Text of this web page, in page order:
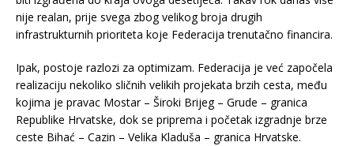
nije realan, prije svega zbog velikog broja drugih
infrastrukturnih prioriteta koje Federacija trenutačno financira.
Ipak, postoje razlozi za optimizam. Federacija je već započela
realizaciju nekoliko sličnih velikih projekata brzih cesta, među
kojima je pravac Mostar – Široki Brijeg – Grude – granica
Republike Hrvatske, dok se priprema i početak izgradnje brze
ceste Bihać – Cazin – Velika Kladuša – granica Hrvatske.